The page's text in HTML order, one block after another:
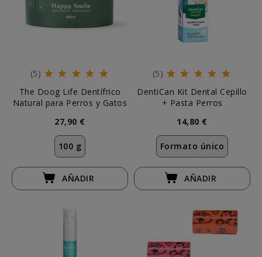
(5)
The Doog Life Dentífrico
Natural para Perros y Gatos
27,90 €
100 g
AÑADIR
(5)
DentiCan Kit Dental Cepillo
+ Pasta Perros
14,80 €
Formato único
AÑADIR